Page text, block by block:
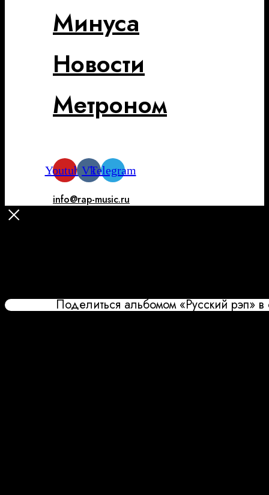
Минуса
Новости
Метроном
YoutubeVkTelegram
info@rap-music.ru
Поделиться альбомом «Русский рэп» в